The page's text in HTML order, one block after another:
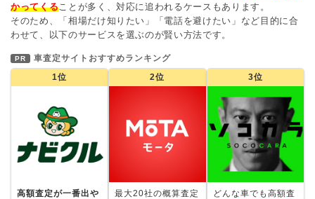
かってくる ことが多く、対応に追われるケースもあります。
そのため、「相場だけ知りたい」「電話を避けたい」など目的に合
わせて、以下のサービスを選ぶのが賢い方法です。
PR
車査定サイトおすすめランキング
1位
高額査定が一番出や
2位
最大20社の概算査定
3位
どんな車でも高額査